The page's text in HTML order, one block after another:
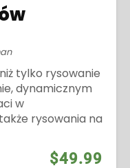
tylko rysowanie
dynamicznym
w
rysowania na
$49.99